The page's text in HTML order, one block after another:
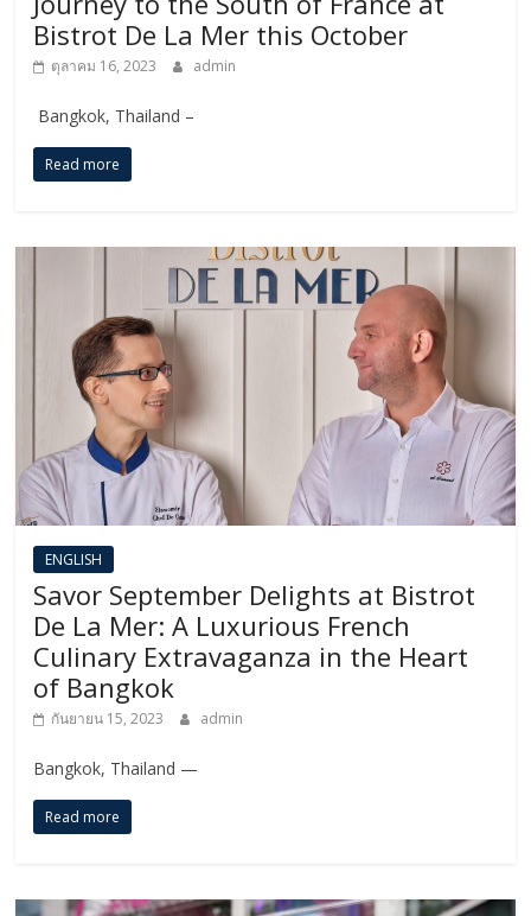
Bistrot De La Mer this October
ตุลาคม 16, 2023 admin
Bangkok, Thailand –
Read more
ENGLISH​
Savor September Delights at Bistrot
De La Mer: A Luxurious French
Culinary Extravaganza in the Heart
of Bangkok
กันยายน 15, 2023 admin
Bangkok, Thailand —
Read more